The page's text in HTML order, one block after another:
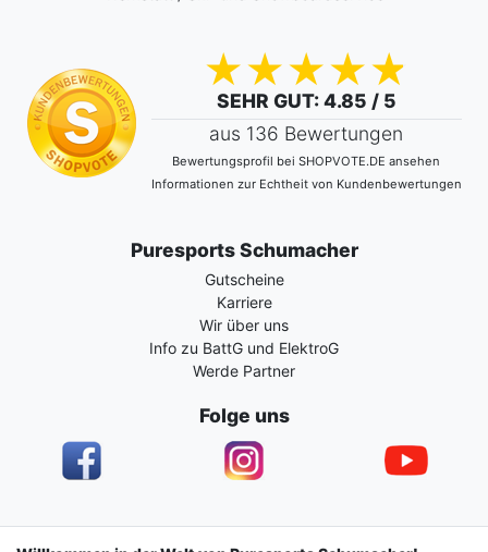
SEHR GUT: 4.85 / 5
aus 136 Bewertungen
Bewertungsprofil bei SHOPVOTE.DE ansehen
Informationen zur Echtheit von Kundenbewertungen
Puresports Schumacher
Gutscheine
Karriere
Wir über uns
Info zu BattG und ElektroG
Werde Partner
Folge uns